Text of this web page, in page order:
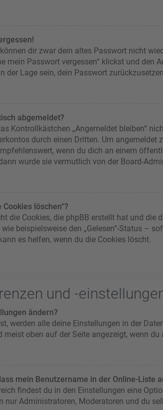
dir zwar dein altes Passwort nicht
mein Passwort vergessen“ klickst und
der Lage sein, dein Passwort
abgemeldet?
Kontrollkästchen „Angemeldet bleiben“
durch einen Dritten. Um angemeldet
wenn du dich an einem
wurde sie vermutlich von der Board-
löschen“?
die Cookies, die phpBB erstellt hat und
beispielsweise den „Gelesen“-Status –
es helfen, wenn du die Cookies löscht.
und -
ändern?
werden alle deine Einstellungen in der
meist oben auf der Seite angezeigt, wenn
mein Benutzername in der Online-Liste
findest du in den Einstellungen eine
nur Administratoren, Moderatoren und du